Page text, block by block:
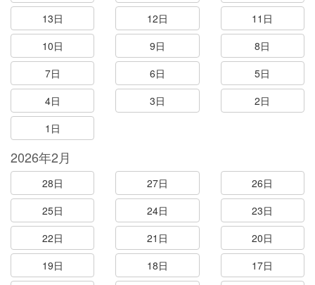
13日
12日
11日
10日
9日
8日
7日
6日
5日
4日
3日
2日
1日
2026年2月
28日 27日
26日
25日
24日
23日
22日
21日
20日
19日
18日
17日